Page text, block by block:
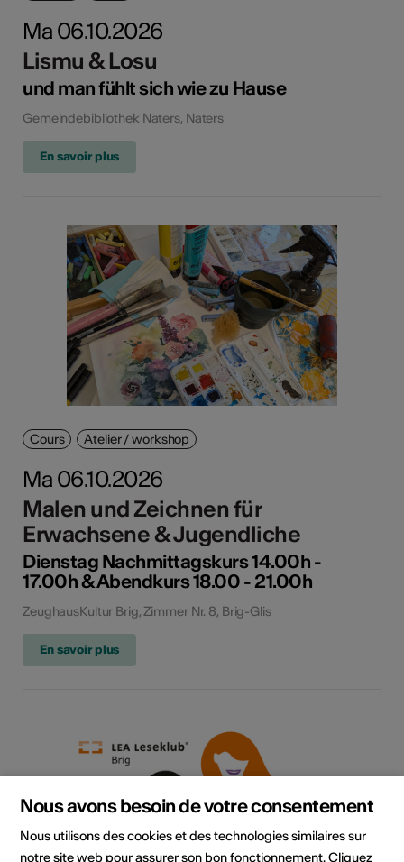
Ma 06.10.2026
Lismu & Losu
und man fühlt sich wie zu Hause
Gemeindebibliothek Naters, Naters
En savoir plus
Cours Atelier / workshop
Ma 06.10.2026
Malen und Zeichnen für
Erwachsene & Jugendliche
Dienstag Nachmittagskurs 14.00h -
17.00h & Abendkurs 18.00 - 21.00h
ZeughausKultur Brig, Zimmer Nr. 8, Brig-Glis
En savoir plus
Nous avons besoin de votre consentement
Nous utilisons des cookies et des technologies similaires sur
notre site web pour assurer son bon fonctionnement. Cliquez